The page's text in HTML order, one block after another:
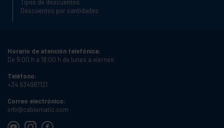
Tipos de descuentos
Descuentos por cantidades
Horario de atención telefónica:
De 9:00 h a 18:00 h de lunes a viernes
Teléfono:
+34 934987121
Correo electrónico:
info@cablematic.com